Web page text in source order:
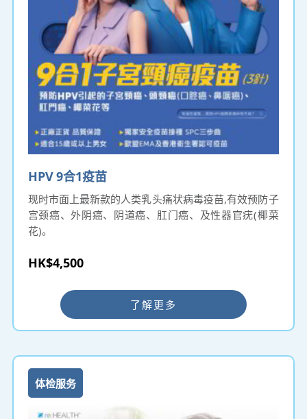
HPV 9合1疫苗
现时市面上最新款的人类乳头痛状病毒疫苗,有效预防子
宫颈癌、外阴癌、阴道癌、肛门癌、及性器官疣(椰菜
花)。
HK$4,500
了解更多
体检服务